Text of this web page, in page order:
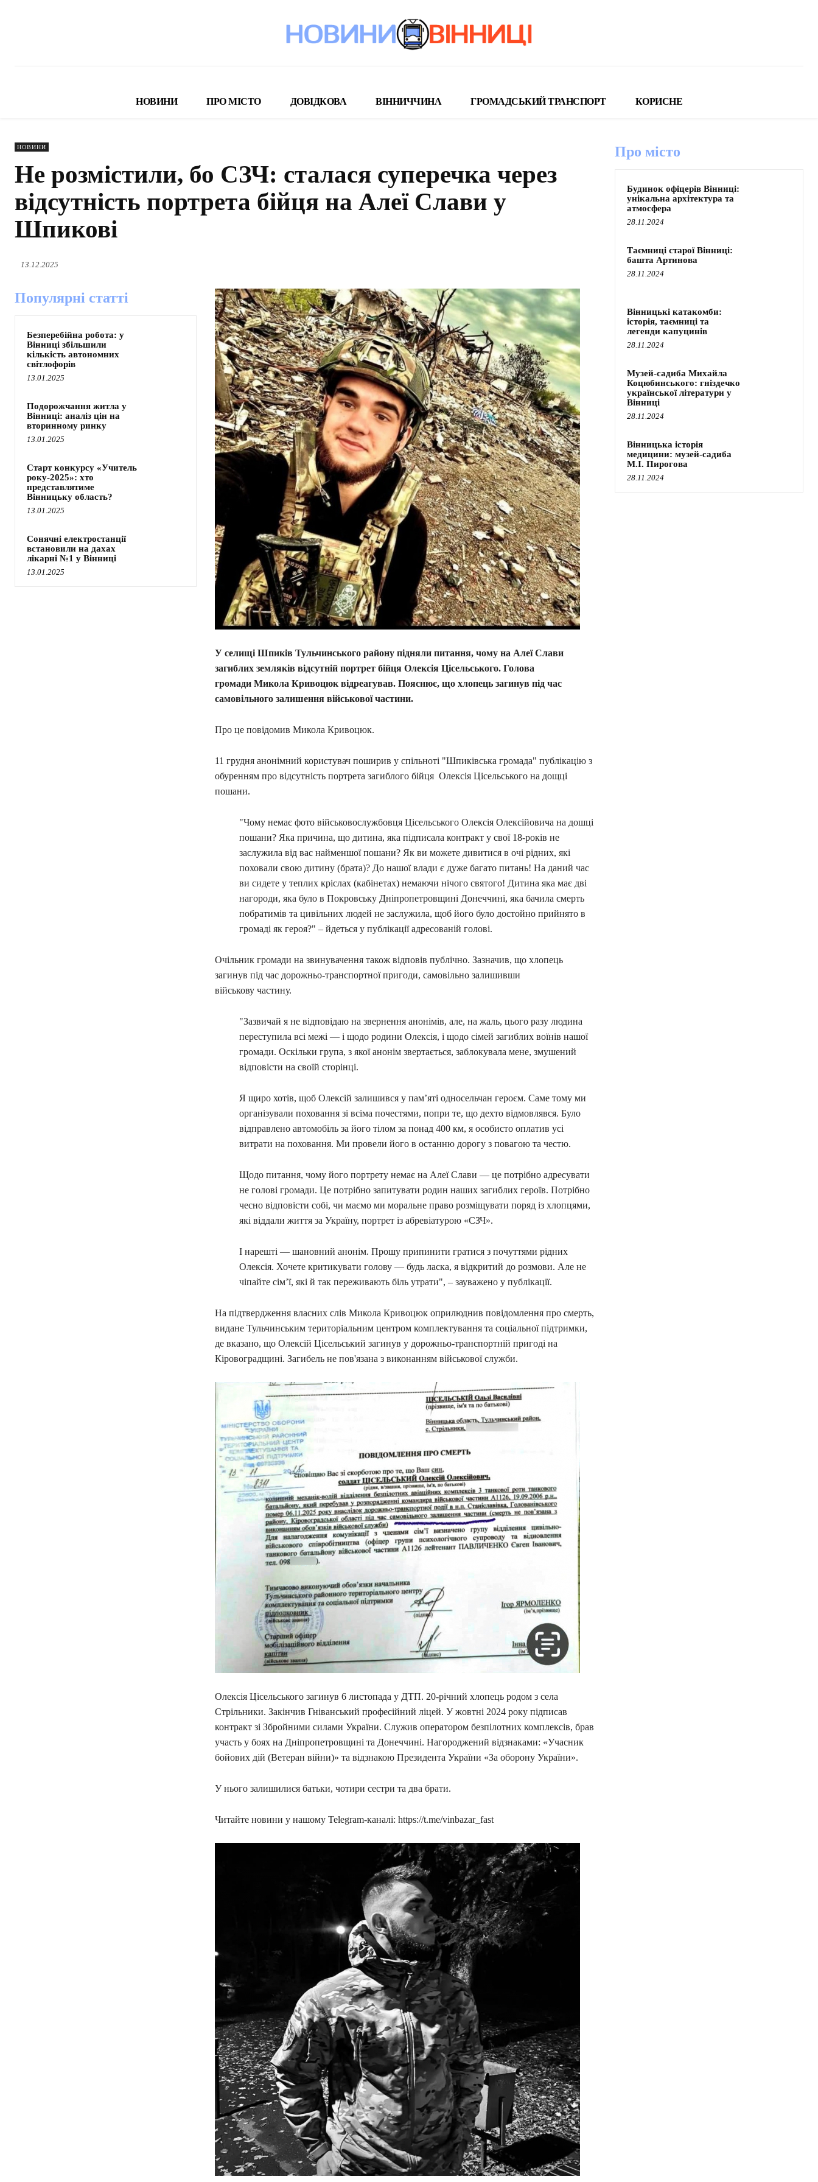
НОВИНИ ПРО МІСТО ДОВІДКОВА ВІННИЧЧИНА ГРОМАДСЬКИЙ ТРАНСПОРТ КОРИСНЕ
НОВИНИ
Не розмістили, бо СЗЧ: сталася суперечка через
відсутність портрета бійця на Алеї Слави у
Шпикові
13.12.2025
Популярні статті
Безперебійна робота: у
Вінниці збільшили
кількість автономних
світлофорів
13.01.2025
Подорожчання житла у
Вінниці: аналіз цін на
вторинному ринку
13.01.2025
Старт конкурсу «Учитель
року-2025»: хто
представлятиме
Вінницьку область?
13.01.2025
Сонячні електростанції
встановили на дахах
лікарні №1 у Вінниці
13.01.2025
У селищі Шпиків Тульчинського району підняли питання, чому на Алеї Слави
загиблих земляків відсутній портрет бійця Олексія Цісельського. Голова
громади Микола Кривоцюк відреагував. Пояснює, що хлопець загинув під час
самовільного залишення військової частини.
Про це повідомив Микола Кривоцюк.
11 грудня анонімний користувач поширив у спільноті "Шпиківська громада" публікацію з
обуренням про відсутність портрета загиблого бійця Олексія Цісельського на дощці
пошани.
"Чому немає фото військовослужбовця Цісельського Олексія Олексійовича на дошці
пошани? Яка причина, що дитина, яка підписала контракт у свої 18-років не
заслужила від вас найменшої пошани? Як ви можете дивитися в очі рідних, які
поховали свою дитину (брата)? До нашої влади є дуже багато питань! На даний час
ви сидете у теплих кріслах (кабінетах) немаючи нічого святого! Дитина яка має дві
нагороди, яка було в Покровську Дніпропетровщині Донеччині, яка бачила смерть
побратимів та цивільних людей не заслужила, щоб його було достойно прийнято в
громаді як героя?" – йдеться у публікації адресованій голові.
Очільник громади на звинувачення також відповів публічно. Зазначив, що хлопець
загинув під час дорожньо-транспортної пригоди, самовільно залишивши
військову частину.
"Зазвичай я не відповідаю на звернення анонімів, але, на жаль, цього разу людина
переступила всі межі — і щодо родини Олексія, і щодо сімей загиблих воїнів нашої
громади. Оскільки група, з якої анонім звертається, заблокувала мене, змушений
відповісти на своїй сторінці.
Я щиро хотів, щоб Олексій залишився у пам’яті односельчан героєм. Саме тому ми
організували поховання зі всіма почестями, попри те, що дехто відмовлявся. Було
відправлено автомобіль за його тілом за понад 400 км, я особисто оплатив усі
витрати на поховання. Ми провели його в останню дорогу з повагою та честю.
Щодо питання, чому його портрету немає на Алеї Слави — це потрібно адресувати
не голові громади. Це потрібно запитувати родин наших загиблих героїв. Потрібно
чесно відповісти собі, чи маємо ми моральне право розміщувати поряд із хлопцями,
які віддали життя за Україну, портрет із абревіатурою «СЗЧ».
І нарешті — шановний анонім. Прошу припинити гратися з почуттями рідних
Олексія. Хочете критикувати голову — будь ласка, я відкритий до розмови. Але не
чіпайте сім’ї, які й так переживають біль утрати", – зауважено у публікації.
На підтвердження власних слів Микола Кривоцюк оприлюднив повідомлення про смерть,
видане Тульчинським територіальним центром комплектування та соціальної підтримки,
де вказано, що Олексій Цісельський загинув у дорожньо-транспортній пригоді на
Кіровоградщині. Загибель не пов'язана з виконанням військової служби.
Олексія Цісельського загинув 6 листопада у ДТП. 20-річний хлопець родом з села
Стрільники. Закінчив Гніванський професійний ліцей. У жовтні 2024 року підписав
контракт зі Збройними силами України. Служив оператором безпілотних комплексів, брав
участь у боях на Дніпропетровщині та Донеччині. Нагороджений відзнаками: «Учасник
бойових дій (Ветеран війни)» та відзнакою Президента України «За оборону України».
У нього залишилися батьки, чотири сестри та два брати.
Читайте новини у нашому Telegram-каналі: https://t.me/vinbazar_fast
Про місто
Будинок офіцерів Вінниці:
унікальна архітектура та
атмосфера
28.11.2024
Таємниці старої Вінниці:
башта Артинова
28.11.2024
Вінницькі катакомби:
історія, таємниці та
легенди капуцинів
28.11.2024
Музей-садиба Михайла
Коцюбинського: гніздечко
української літератури у
Вінниці
28.11.2024
Вінницька історія
медицини: музей-садиба
М.І. Пирогова
28.11.2024